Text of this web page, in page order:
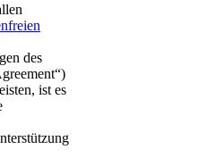
des
ist es